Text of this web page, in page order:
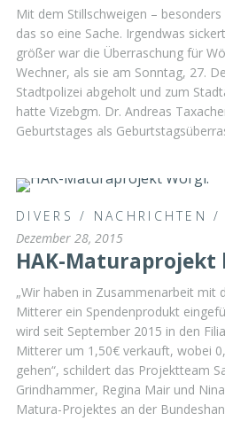
Mit dem Stillschweigen –
das so eine Sache. Irgendwas
größer war die Überraschung für
Wechner, als sie am Sonntag, 27.
Stadtpolizei abgeholt und zum
hatte Vizebgm. Dr. Andreas
Geburtstages als
DIVERS / NACHRICHTEN
Dezember 28, 2015
HAK-Maturaprojekt
„Wir haben in Zusammenarbeit mit
Mitterer ein Spendenprodukt
wird seit September 2015 in den
Mitterer um 1,50€ verkauft, wobei
gehen“, schildert das Projektteam
Grindhammer, Regina Mair und
Matura-Projektes an der